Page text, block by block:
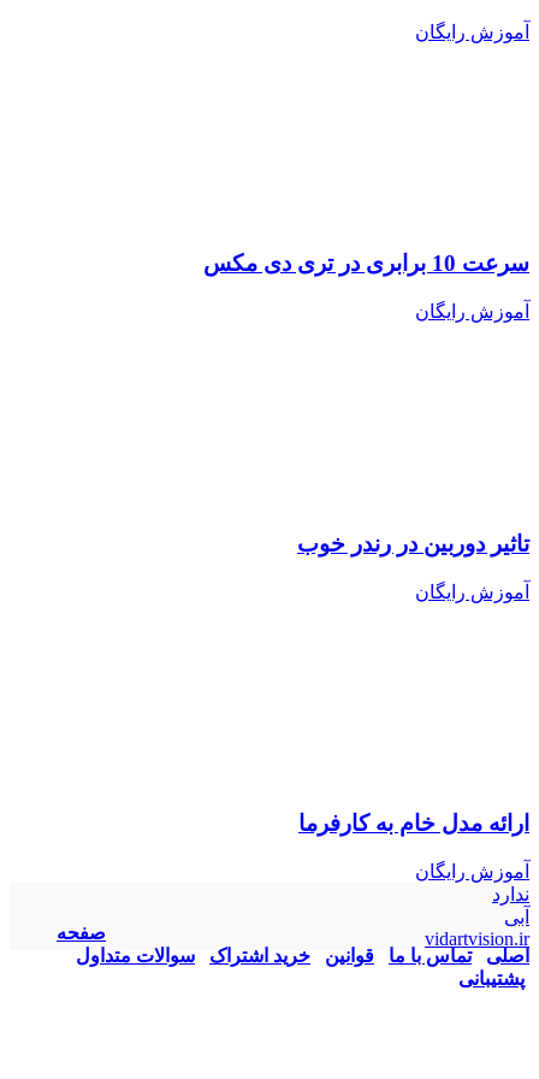
آموزش رایگان
سرعت 10 برابری در تری دی مکس
آموزش رایگان
تاثیر دوربین در رندر خوب
آموزش رایگان
ارائه مدل خام به کارفرما
آموزش رایگان
ندارد
آبی
vidartvision.ir
صفحه
اصلی
تماس با ما قوانین خرید اشتراک
سوالات متداول
پشتیبانی